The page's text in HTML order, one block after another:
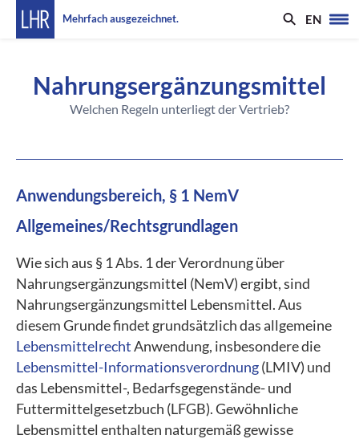
Mehrfach ausgezeichnet. EN
Nahrungsergänzungsmittel
Welchen Regeln unterliegt der Vertrieb?
Anwendungsbereich, § 1 NemV
Allgemeines/Rechtsgrundlagen
Wie sich aus § 1 Abs. 1 der Verordnung über
Nahrungsergänzungsmittel (NemV) ergibt, sind
Nahrungsergänzungsmittel Lebensmittel. Aus
diesem Grunde findet grundsätzlich das allgemeine
LebensmittelrechtAnwendung, insbesondere die
Lebensmittel-Informationsverordnung(LMIV) und
das Lebensmittel-, Bedarfsgegenstände- und
Futtermittelgesetzbuch (LFGB). Gewöhnliche
Lebensmittel enthalten naturgemäß gewisse